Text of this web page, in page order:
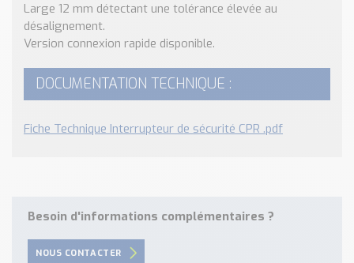
Large 12 mm détectant une tolérance élevée au
désalignement.
Version connexion rapide disponible.
DOCUMENTATION TECHNIQUE :
Fiche Technique Interrupteur de sécurité CPR .pdf
Besoin d'informations complémentaires ?
NOUS CONTACTER